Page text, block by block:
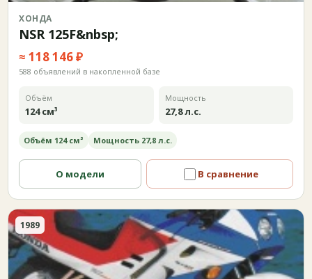
ХОНДА
NSR 125F&nbsp;
≈ 118 146 ₽
588 объявлений в накопленной базе
Объём
124 см³
Мощность
27,8 л.с.
Объём 124 см³ Мощность 27,8 л.с.
О модели В сравнение
1989